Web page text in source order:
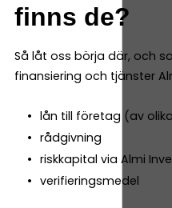
finns de?
Så låt oss börja där, och
finansiering och tjänster
lån till företag (av
rådgivning
riskkapital via Almi
verifieringsmedel